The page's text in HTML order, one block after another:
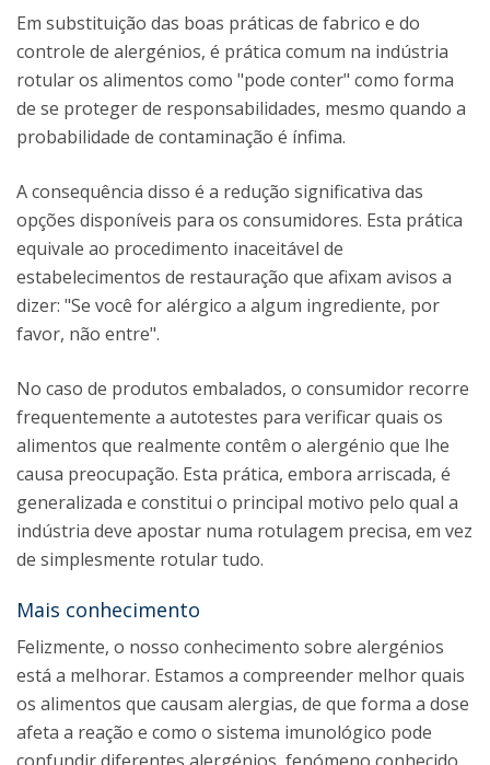
Em substituição das boas práticas de fabrico e do
controle de alergénios, é prática comum na indústria
rotular os alimentos como "pode ​​conter" como forma
de se proteger de responsabilidades, mesmo quando a
probabilidade de contaminação é ínfima.
A consequência disso é a redução significativa das
opções disponíveis para os consumidores. Esta prática
equivale ao procedimento inaceitável de
estabelecimentos de restauração que afixam avisos a
dizer: "Se você for alérgico a algum ingrediente, por
favor, não entre".
No caso de produtos embalados, o consumidor recorre
frequentemente a autotestes para verificar quais os
alimentos que realmente contêm o alergénio que lhe
causa preocupação. Esta prática, embora arriscada, é
generalizada e constitui o principal motivo pelo qual a
indústria deve apostar numa rotulagem precisa, em vez
de simplesmente rotular tudo.
Mais conhecimento
Felizmente, o nosso conhecimento sobre alergénios
está a melhorar. Estamos a compreender melhor quais
os alimentos que causam alergias, de que forma a dose
afeta a reação e como o sistema imunológico pode